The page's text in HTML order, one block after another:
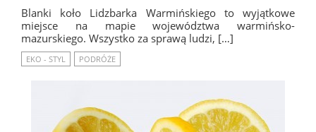
Blanki koło Lidzbarka Warmińskiego to wyjątkowe
miejsce na mapie województwa warmińsko-
mazurskiego. Wszystko za sprawą ludzi, […]
EKO - STYL PODRÓŻE